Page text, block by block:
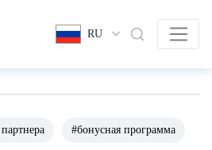
RU
#бонусная программа